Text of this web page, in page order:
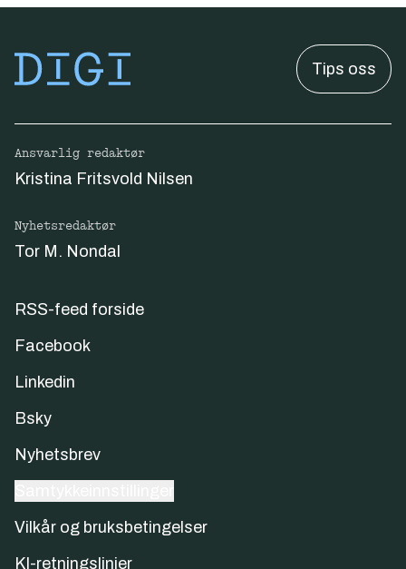
Tips oss
Ansvarlig redaktør
Kristina Fritsvold Nilsen
Nyhetsredaktør
Tor M. Nondal
RSS-feed forside
Facebook
Linkedin
Bsky
Nyhetsbrev
Vilkår og bruksbetingelser
KI-retningslinjer